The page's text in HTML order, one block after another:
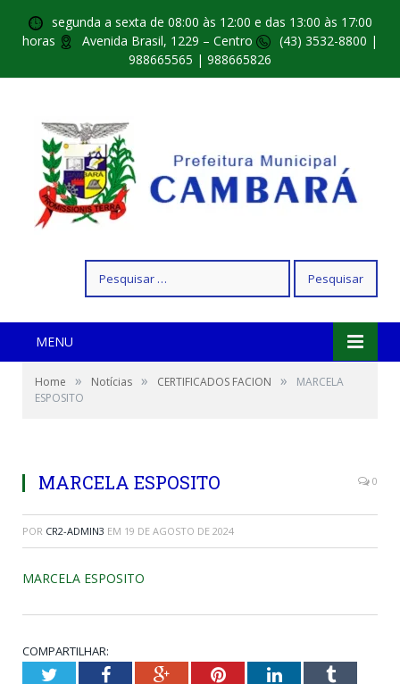
segunda a sexta de 08:00 às 12:00 e das 13:00 às 17:00
horas
Avenida Brasil, 1229 – Centro
(43) 3532-8800 |
988665565 | 988665826
por:
MENU
Home » Notícias » CERTIFICADOS FACION »
MARCELA
ESPOSITO
MARCELA ESPOSITO 0
POR CR2-ADMIN3 EM 19 DE AGOSTO DE 2024
MARCELA ESPOSITO
COMPARTILHAR:
TwitterFacebookGoogle+PinterestLinkedInTumblr